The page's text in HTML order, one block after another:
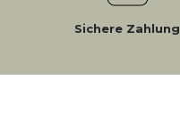
Sichere Zahlung